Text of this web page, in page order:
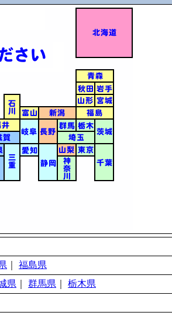
福島県
県 群馬県
栃木県